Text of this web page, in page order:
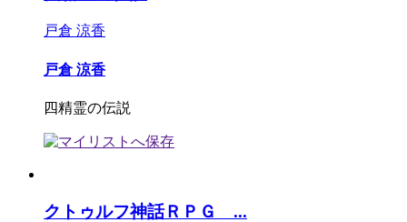
戸倉 涼香
戸倉 涼香
四精霊の伝説
クトゥルフ神話ＲＰＧ ...